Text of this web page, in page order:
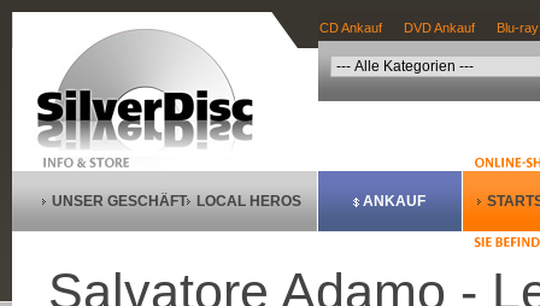
CD Ankauf DVD Ankauf Blu-
UNSER GESCHÄFT LOCAL HEROS ANKAUF
Salvatore Adamo -